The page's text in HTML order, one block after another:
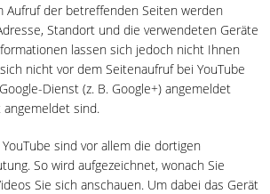
Aufruf der betreffenden Seiten werden
Standort und die verwendeten Geräte
lassen sich jedoch nicht Ihnen
nicht vor dem Seitenaufruf bei YouTube
Dienst (z. B. Google+) angemeldet
angemeldet sind.
sind vor allem die dortigen
So wird aufgezeichnet, wonach Sie
Sie sich anschauen. Um dabei das Gerät